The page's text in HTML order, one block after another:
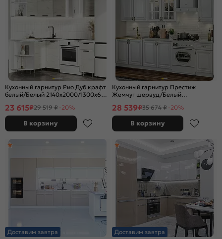
Кухонный гарнитур Рио Дуб крафт
белый/Белый 2140x2000/1300x600
23 615₽29 519 ₽ -20%
В корзину
Кухонный гарнитур Престиж
Жемчуг шервуд/Белый
28 539₽35 674 ₽ -20%
В корзину
Доставим завтра
Доставим завтра